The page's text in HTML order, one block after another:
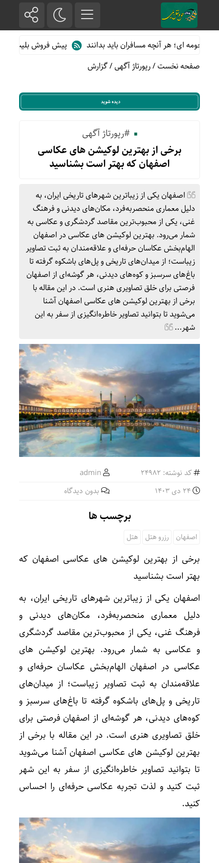
هر آنچه مسافران باید بدانند
پیش فروش بلیت قطارهای
صفحه نخست/رپورتاژ آگهی/گزارش
#رپورتاژ آگهی
برخی از بهترین لوکیشن های عکاسی
اصفهان که بهتر است بشناسید
اصفهان یکی از زیباترین شهرهای تاریخی ایران، به
دلیل معماری منحصربه‌فرد، مکان‌های دیدنی و فرهنگ
غنی، یکی از محبوب‌ترین مقاصد گردشگری و عکاسی به
شمار می‌رود. بهترین لوکیشن های عکاسی در اصفهان
الهام‌بخش عکاسان حرفه‌ای و علاقه‌مندان به ثبت تصاویر
زیباست؛ از میدان‌های تاریخی و پل‌های باشکوه گرفته تا
باغ‌های سرسبز و کوه‌های دیدنی، هر گوشه‌ای از اصفهان
فرصتی برای خلق تصاویری هنری است. در این مقاله با
برخی از بهترین لوکیشن های عکاسی اصفهان آشنا
می‌شوید تا بتوانید تصاویر خاطره‌انگیزی از سفر به این
شهر...
کد نوشته: 24982
admin
بدون دیدگاه
برچسب ها
اصفهان رزرو هتل هتل
برخی از بهترین لوکیشن های عکاسی اصفهان که
بهتر است بشناسید
اصفهان یکی از زیباترین شهرهای تاریخی ایران، به
دلیل معماری منحصربه‌فرد، مکان‌های دیدنی و
فرهنگ غنی، یکی از محبوب‌ترین مقاصد گردشگری
و عکاسی به شمار می‌رود. بهترین لوکیشن های
عکاسی در اصفهان الهام‌بخش عکاسان حرفه‌ای و
علاقه‌مندان به ثبت تصاویر زیباست؛ از میدان‌های
تاریخی و پل‌های باشکوه گرفته تا باغ‌های سرسبز و
کوه‌های دیدنی، هر گوشه‌ای از اصفهان فرصتی برای
خلق تصاویری هنری است. در این مقاله با برخی از
بهترین لوکیشن های عکاسی اصفهان آشنا می‌شوید
تا بتوانید تصاویر خاطره‌انگیزی از سفر به این شهر
ثبت کنید و لذت تجربه عکاسی حرفه‌ای را احساس
کنید.